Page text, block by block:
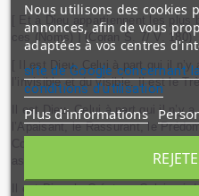
[ Et à Dieu appartiennent les plus
ces (Noms) ] (Coran S. 7/ V. 180)
[ Il est Dieu, Celui à part qui il n’y
l’invisible et du visible. Il est le
Il est Dieu, Celui à part qui il n’y
l’Apaisant, le Rassurant, le
Il est Dieu, le Créateur, Celui qui
Nous utilisons des cookies
annonces, afin de vous
adaptées à vos centres
site de Google concernant
conditions d'utilisation
Plus d'informations